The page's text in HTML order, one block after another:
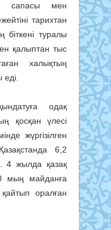
сапасы мен
тарихтан
біткені туралы
қалыптан тыс
халықтың
еді.
одақ
қосқан үлесі
жүргізілген
6,2
4 жылда қазақ
мың майданға
оралған